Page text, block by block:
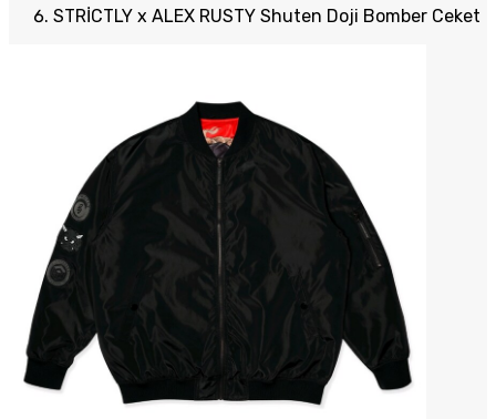
STRİCTLY x ALEX RUSTY Shuten Doji Bomber Ceket